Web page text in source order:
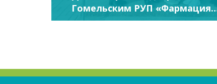
Гомельским РУП «Фармация»
— это было незабываемо!